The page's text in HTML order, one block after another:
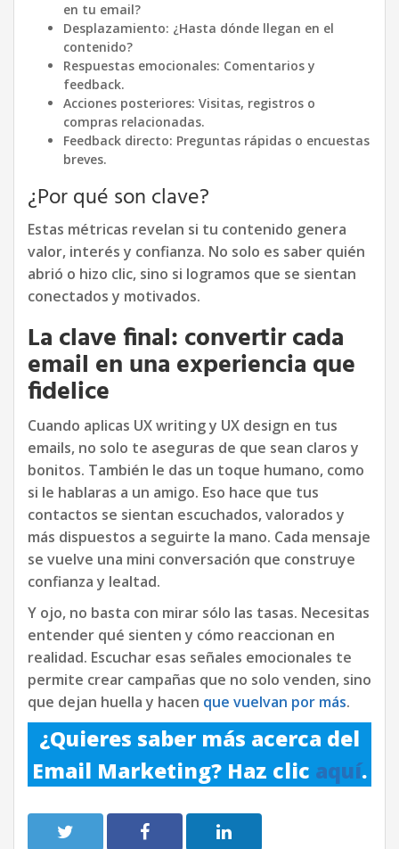
en tu email?
Desplazamiento: ¿Hasta dónde llegan en el
contenido?
Respuestas emocionales: Comentarios y
feedback.
Acciones posteriores: Visitas, registros o
compras relacionadas.
Feedback directo: Preguntas rápidas o encuestas
breves.
¿Por qué son clave?
Estas métricas revelan si tu contenido genera
valor, interés y confianza. No solo es saber quién
abrió o hizo clic, sino si logramos que se sientan
conectados y motivados.
La clave final: convertir cada
email en una experiencia que
fidelice
Cuando aplicas UX writing y UX design en tus
emails, no solo te aseguras de que sean claros y
bonitos. También le das un toque humano, como
si le hablaras a un amigo. Eso hace que tus
contactos se sientan escuchados, valorados y
más dispuestos a seguirte la mano. Cada mensaje
se vuelve una mini conversación que construye
confianza y lealtad.
Y ojo, no basta con mirar sólo las tasas. Necesitas
entender qué sienten y cómo reaccionan en
realidad. Escuchar esas señales emocionales te
permite crear campañas que no solo venden, sino
que dejan huella y hacen que vuelvan por más.
¿Quieres saber más acerca del
Email Marketing? Haz clic aquí.